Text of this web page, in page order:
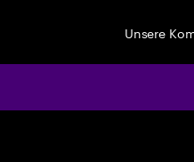
Unsere